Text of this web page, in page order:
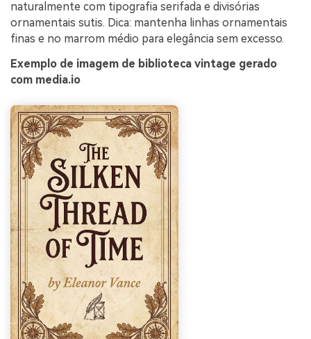
naturalmente com tipografia serifada e divisórias
ornamentais sutis. Dica: mantenha linhas ornamentais
finas e no marrom médio para elegância sem excesso.
Exemplo de imagem de biblioteca vintage gerado
com media.io